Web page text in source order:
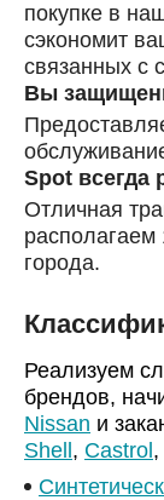
покупке в
сэкономит
связанных с
Вы
Spot всегда
Отличная
располагаем
города.
Реализуем
брендов,
Nissan и
Shell , Castrol ,